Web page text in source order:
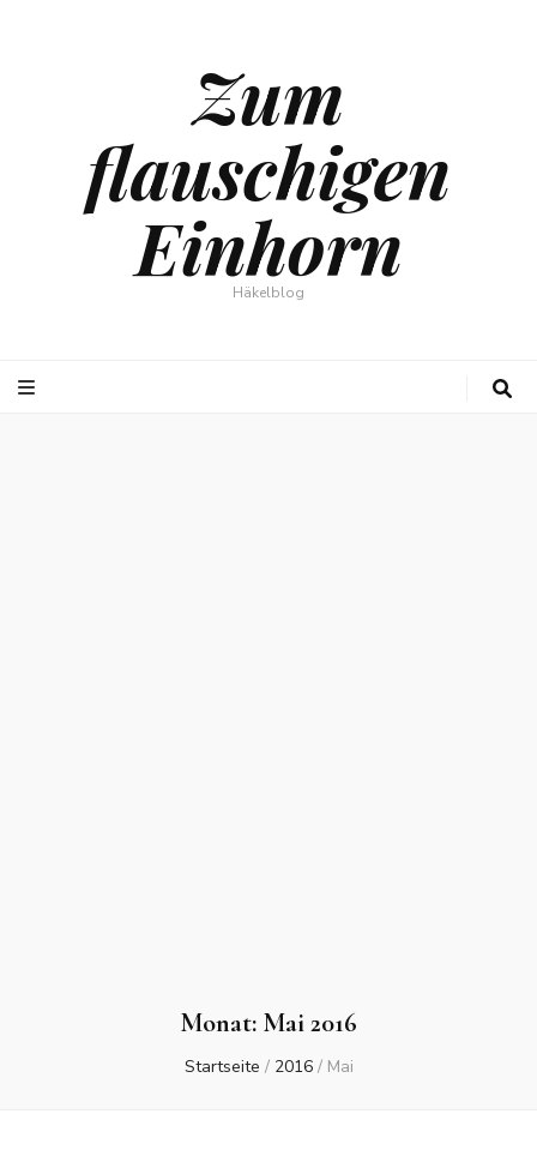
Zum
flauschigen
Einhorn
Häkelblog
Monat: Mai 2016
Startseite / 2016 / Mai